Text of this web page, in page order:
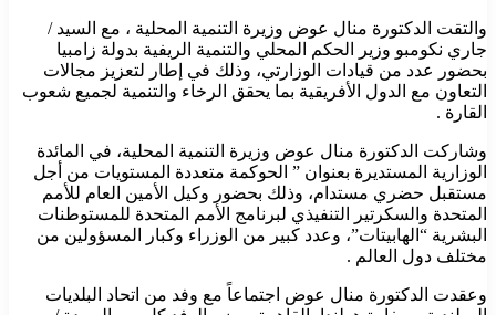
والتقت الدكتورة منال عوض وزيرة التنمية المحلية ، مع السيد /
جاري نكومبو وزير الحكم المحلي والتنمية الريفية بدولة زامبيا
بحضور عدد من قيادات الوزارتي، وذلك في إطار لتعزيز مجالات
التعاون مع الدول الأفريقية بما يحقق الرخاء والتنمية لجميع شعوب
القارة .
وشاركت الدكتورة منال عوض وزيرة التنمية المحلية، في المائدة
الوزارية المستديرة بعنوان ” الحوكمة متعددة المستويات من أجل
مستقبل حضري مستدام، وذلك بحضور وكيل الأمين العام للأمم
المتحدة والسكرتير التنفيذي لبرنامج الأمم المتحدة للمستوطنات
البشرية “الهابيتات”، وعدد كبير من الوزراء وكبار المسؤولين من
مختلف دول العالم .
وعقدت الدكتورة منال عوض اجتماعاً مع وفد من اتحاد البلديات